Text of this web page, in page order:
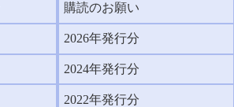
購読のお願い
2026年発行分
2024年発行分
2022年発行分